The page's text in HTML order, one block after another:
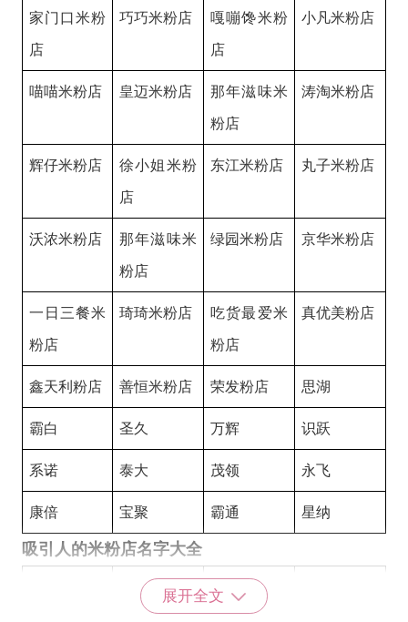
家门口米粉
店
巧巧米粉店 嘎嘣馋米粉
店
小凡米粉店
喵喵米粉店 皇迈米粉店 那年滋味米
粉店
涛淘米粉店
辉仔米粉店 徐小姐米粉
店
东江米粉店 丸子米粉店
沃浓米粉店 那年滋味米
粉店
绿园米粉店 京华米粉店
一日三餐米
粉店
琦琦米粉店 吃货最爱米
粉店
真优美粉店
鑫天利粉店 善恒米粉店 荣发粉店 思湖
霸白 圣久 万辉 识跃
系诺 泰大 茂领 永飞
康倍 宝聚 霸通 星纳
吸引人的米粉店名字大全
唯我独鲜米 微浪漫米粉
展开全文